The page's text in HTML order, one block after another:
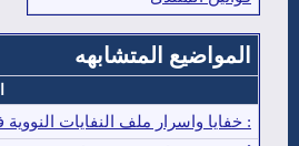
المواضيع المتشابهه
: خفايا واسرار ملف النفايات